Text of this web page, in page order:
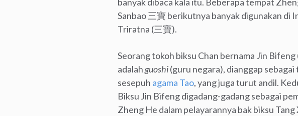
Sanbao 三寶 berikutnya banyak digunakan di
Triratna (三寶).
Seorang tokoh biksu Chan bernama Jin
adalahguoshi(guru negara), dianggap
sesepuh agama Tao, yang juga turut andil.
Biksu Jin Bifeng digadang-gadang sebagai
Zheng He dalam pelayarannya bak biksu